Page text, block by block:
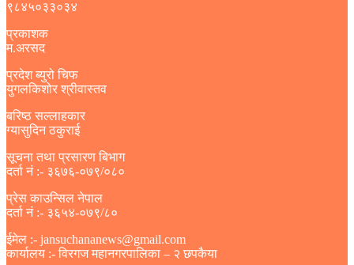
९८४५०३३०३४
प्रकाशक
म.अरसद
प्रदेश ब्युरो चिफ
युगलकिशोर श्रीवास्तव
बरिष्ठ सल्लाहकार
ग्यासुदिन ठकुराई
सूचना तथा प्रसारण बिभाग
दर्ता नं :- ३६७६-०७९/०८०
प्रेस काउन्सिल नेपाल
दर्ता नं :- ३६५४-०७९/८०
ईमेल :- jansuchananews@gmail.com
कार्यालय :- विरगज महानगरपालिका – २ छपकैया